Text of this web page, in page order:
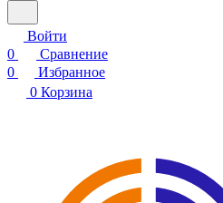
Войти
0
Сравнение
0
Избранное
0 Корзина